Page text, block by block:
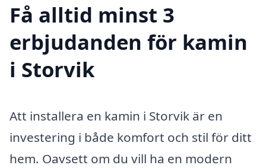
Få alltid minst 3
erbjudanden för kamin
i Storvik
Att installera en kamin i Storvik är en
investering i både komfort och stil för ditt
hem. Oavsett om du vill ha en modern